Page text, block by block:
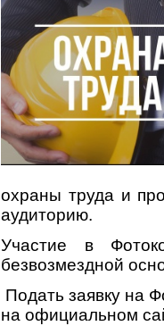
охраны труда и
аудиторию.
Участие в
безвозмездной
Подать заявку на
на официальном